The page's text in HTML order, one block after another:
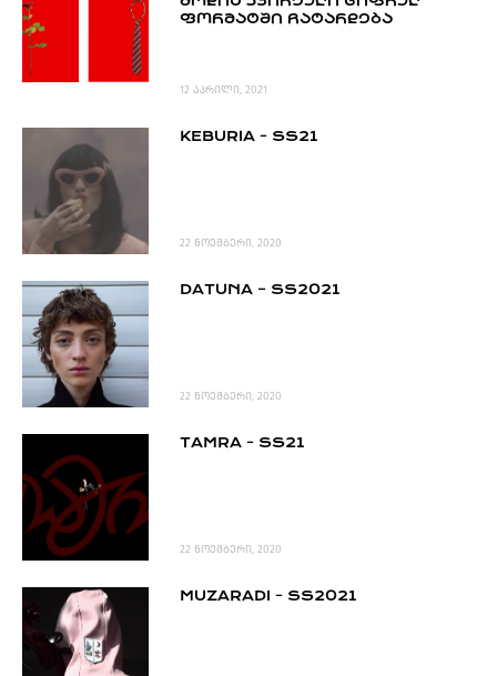
PROJECTS
TV
LIBRARY
ᲒᲐᲛᲝᲒᲕᲧᲔᲕᲘ
ᲙᲝᲜᲢᲐᲥᲢᲘ
INFO@HAMMOCKMAGAZINE.GE
ᲩᲕᲔᲜ
STUDIO
ᲤᲝᲠᲛᲐᲢᲨᲘ ᲩᲐᲢᲐᲠᲓᲔᲑᲐ
12 აპრილი, 2021
KEBURIA - SS21
22 ნოემბერი, 2020
DATUNA – SS2021
22 ნოემბერი, 2020
TAMRA - SS21
22 ნოემბერი, 2020
MUZARADI - SS2021